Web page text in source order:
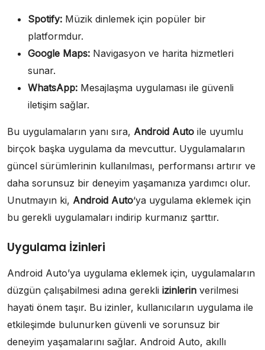
Spotify: Müzik dinlemek için popüler bir
platformdur.
Google Maps: Navigasyon ve harita hizmetleri
sunar.
WhatsApp: Mesajlaşma uygulaması ile güvenli
iletişim sağlar.
Bu uygulamaların yanı sıra, Android Auto ile uyumlu
birçok başka uygulama da mevcuttur. Uygulamaların
güncel sürümlerinin kullanılması, performansı artırır ve
daha sorunsuz bir deneyim yaşamanıza yardımcı olur.
Unutmayın ki, Android Auto‘ya uygulama eklemek için
bu gerekli uygulamaları indirip kurmanız şarttır.
Uygulama İzinleri
Android Auto’ya uygulama eklemek için, uygulamaların
düzgün çalışabilmesi adına gerekli izinlerin verilmesi
hayati önem taşır. Bu izinler, kullanıcıların uygulama ile
etkileşimde bulunurken güvenli ve sorunsuz bir
deneyim yaşamalarını sağlar. Android Auto, akıllı